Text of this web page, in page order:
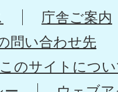
庁舎ご案内
問い合わせ先
このサイトにつ